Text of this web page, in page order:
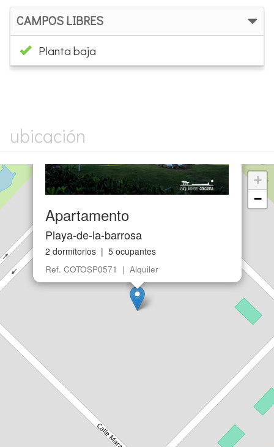
CAMPOS LIBRES
Planta baja
ubicación
Apartamento
Playa-de-la-barrosa
2 dormitorios | 5 ocupantes
Ref. COTOSP0571 | Alquiler
+
−